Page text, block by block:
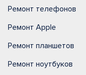
Ремонт телефонов
Ремонт Apple
Ремонт планшетов
Ремонт ноутбуков